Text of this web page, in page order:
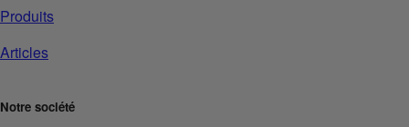
Produits
Articles
Notre société